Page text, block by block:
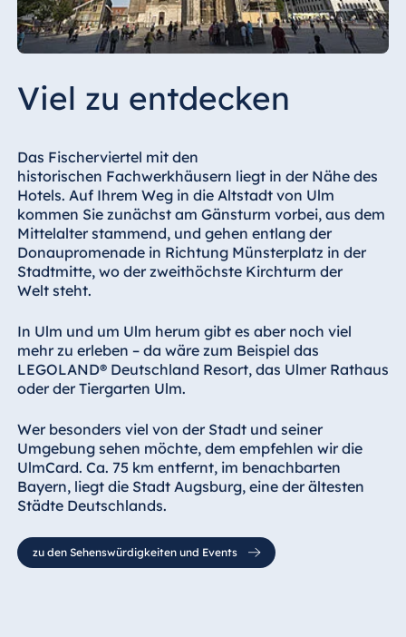
Viel zu entdecken
Das Fischerviertel mit den
historischen Fachwerkhäusern liegt in der Nähe des
Hotels. Auf Ihrem Weg in die Altstadt von Ulm
kommen Sie zunächst am Gänsturm vorbei, aus dem
Mittelalter stammend, und gehen entlang der
Donaupromenade in Richtung Münsterplatz in der
Stadtmitte, wo der zweithöchste Kirchturm der
Welt steht.
In Ulm und um Ulm herum gibt es aber noch viel
mehr zu erleben – da wäre zum Beispiel das
LEGOLAND® Deutschland Resort, das Ulmer Rathaus
oder der Tiergarten Ulm.
Wer besonders viel von der Stadt und seiner
Umgebung sehen möchte, dem empfehlen wir die
UlmCard. Ca. 75 km entfernt, im benachbarten
Bayern, liegt die Stadt Augsburg, eine der ältesten
Städte Deutschlands.
zu den Sehenswürdigkeiten und Events